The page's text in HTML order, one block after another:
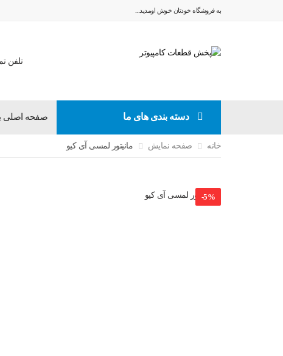
به فروشگاه خودتان خوش اومدید...
تلفن تماس:
دسته بندی های ما صفحه اصلی
خانه صفحه نمایش مانیتور لمسی آی کیو
-5%